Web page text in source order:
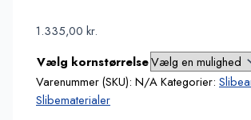
1.335,00kr.
Vælg kornstørrelse
Varenummer (SKU):N/AKategorier:
Slibematerialer